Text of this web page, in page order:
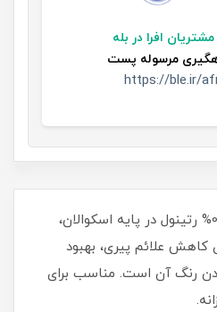
مشتریان افرا در بله
مرسوله پست
https://ble.ir/
سرم رتینول اوردینری با 0.5% رتینول در پایه اسکوالان،
کاهش علائم پیری، بهبود
رنگ آن است. مناسب برای